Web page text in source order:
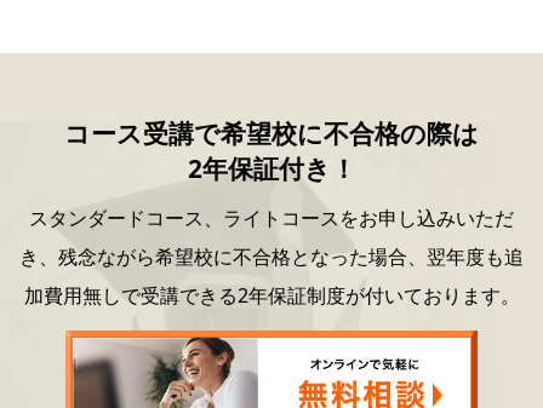
コース受講で希望校に不合格の際は
2年保証付き！
スタンダードコース、ライトコースをお申し込みいただ
き、 残念ながら希望校に不合格となった場合、 翌年度も追
加費用無しで受講できる2年保証制度が付いております。